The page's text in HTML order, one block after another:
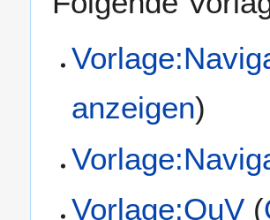
anzeigen)
Vorlage:QuV (